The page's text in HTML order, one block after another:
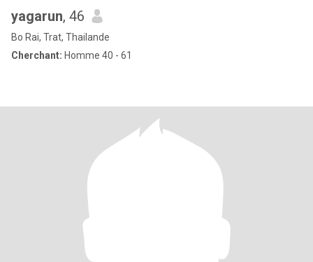
yagarun, 46
Bo Rai, Trat, Thailande
Cherchant: Homme 40 - 61